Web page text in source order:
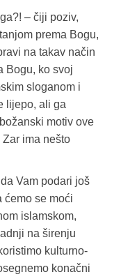
– čiji poziv,
prema Bogu,
na takav način
Bogu, ko svoj
sloganom i
lijepo, ali ga
motiv ove
Zar ima nešto
Vam podari još
ćemo se moći
islamskom,
na širenju
kulturno-
konačni